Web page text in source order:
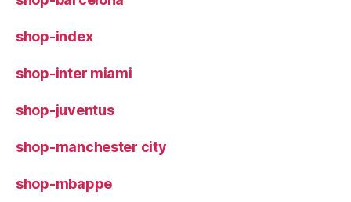
shop-index
shop-inter miami
shop-juventus
shop-manchester city
shop-mbappe